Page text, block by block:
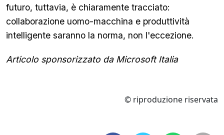
futuro, tuttavia, è chiaramente tracciato:
collaborazione uomo-macchina e produttività
intelligente saranno la norma, non l'eccezione.
Articolo sponsorizzato da Microsoft Italia
© riproduzione riservata